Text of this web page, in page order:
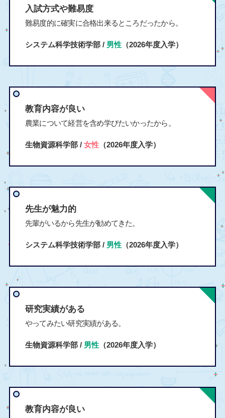
入試方式や難易度
難易度的に確実に合格出来るところだったから。
システム科学技術学部 / 男性（2026年度入学）
教育内容が良い
農業について経営を含め学びたいかったから。
生物資源科学部 / 女性（2026年度入学）
先生が魅力的
先輩がいるから先生が勧めてきた。
システム科学技術学部 / 男性（2026年度入学）
研究実績がある
やってみたい研究実績がある。
生物資源科学部 / 男性（2026年度入学）
教育内容が良い